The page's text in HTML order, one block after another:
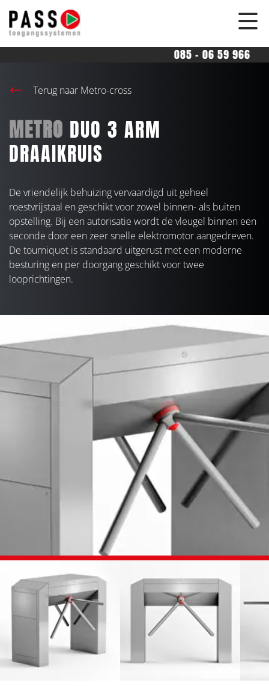
overslaan
085 - 06 59 966
Terug naar Metro-cross
METRO DUO 3 ARM
DRAAIKRUIS
De vriendelijk behuizing vervaardigd uit geheel
roestvrijstaal en geschikt voor zowel binnen- als buiten
opstelling. Bij een autorisatie wordt de vleugel binnen een
seconde door een zeer snelle elektromotor aangedreven.
De tourniquet is standaard uitgerust met een moderne
besturing en per doorgang geschikt voor twee
looprichtingen.
FOTO
ALBUM
OVERSLAAN
Vorige